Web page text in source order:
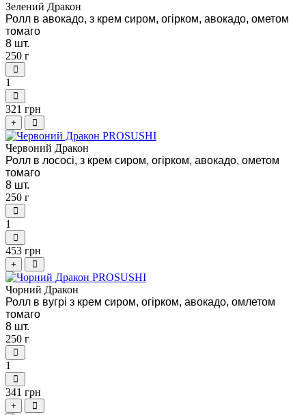
Зелений Дракон
Ролл в авокадо, з крем сиром, огірком, авокадо, ометом
томаго
8 шт.
250 г
1
321 грн
+
Червоний Дракон
Ролл в лососі, з крем сиром, огірком, авокадо, ометом
томаго
8 шт.
250 г
1
453 грн
+
Чорний Дракон
Ролл в вугрі з крем сиром, огірком, авокадо, омлетом
томаго
8 шт.
250 г
1
341 грн
+